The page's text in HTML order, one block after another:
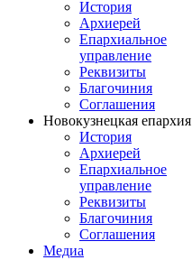
История
Архиерей
Епархиальное
управление
Реквизиты
Благочиния
Соглашения
Новокузнецкая епархия
История
Архиерей
Епархиальное
управление
Реквизиты
Благочиния
Соглашения
Медиа